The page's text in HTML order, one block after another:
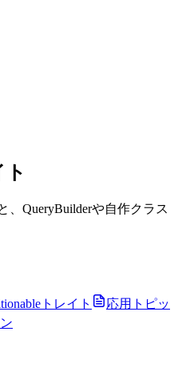
、QueryBuilderや自作クラス
トレイト
応用トピッ